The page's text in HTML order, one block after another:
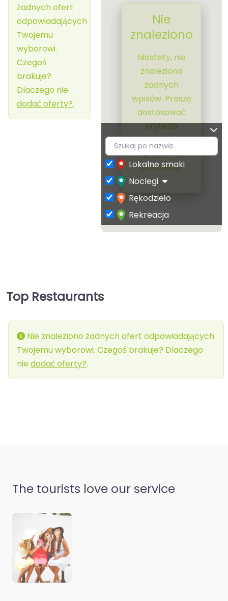
żadnych ofert
odpowiadających
Twojemu
wyborowi.
Czegoś
brakuje?
Dlaczego nie
dodać oferty?.
Nie
znaleziono
Niestety, nie
znaleziono
żadnych
wpisów. Proszę
dostosować
kryteria
wyszukiwania i
spróbować
ponownie.
Lokalne smaki
Noclegi
Rękodzieło
Rekreacja
Top Restaurants
Nie znaleziono żadnych ofert odpowiadających
Twojemu wyborowi. Czegoś brakuje? Dlaczego
niedodać oferty?.
The tourists love our service